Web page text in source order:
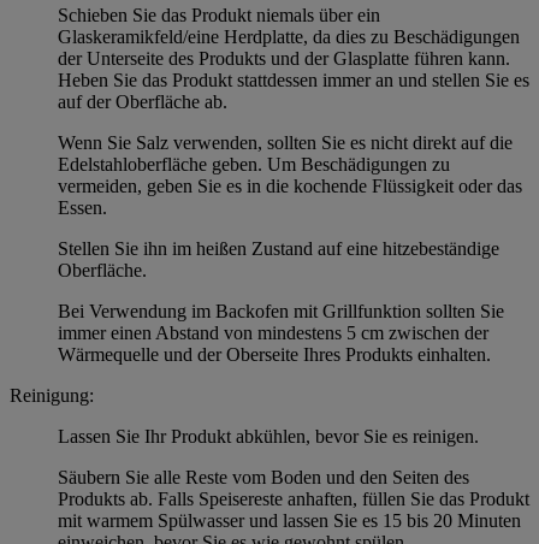
Schieben Sie das Produkt niemals über ein
Glaskeramikfeld/eine Herdplatte, da dies zu Beschädigungen
der Unterseite des Produkts und der Glasplatte führen kann.
Heben Sie das Produkt stattdessen immer an und stellen Sie es
auf der Oberfläche ab.
Wenn Sie Salz verwenden, sollten Sie es nicht direkt auf die
Edelstahloberfläche geben. Um Beschädigungen zu
vermeiden, geben Sie es in die kochende Flüssigkeit oder das
Essen.
Stellen Sie ihn im heißen Zustand auf eine hitzebeständige
Oberfläche.
Bei Verwendung im Backofen mit Grillfunktion sollten Sie
immer einen Abstand von mindestens 5 cm zwischen der
Wärmequelle und der Oberseite Ihres Produkts einhalten.
Reinigung:
Lassen Sie Ihr Produkt abkühlen, bevor Sie es reinigen.
Säubern Sie alle Reste vom Boden und den Seiten des
Produkts ab. Falls Speisereste anhaften, füllen Sie das Produkt
mit warmem Spülwasser und lassen Sie es 15 bis 20 Minuten